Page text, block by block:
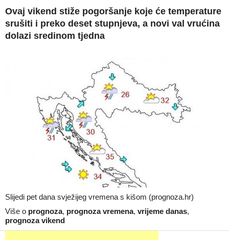
Ovaj vikend stiže pogoršanje koje će temperature
srušiti i preko deset stupnjeva, a novi val vrućina
dolazi sredinom tjedna
Slijedi pet dana svježijeg vremena s kišom (prognoza.hr)
Više o prognoza, prognoza vremena, vrijeme danas,
prognoza vikend